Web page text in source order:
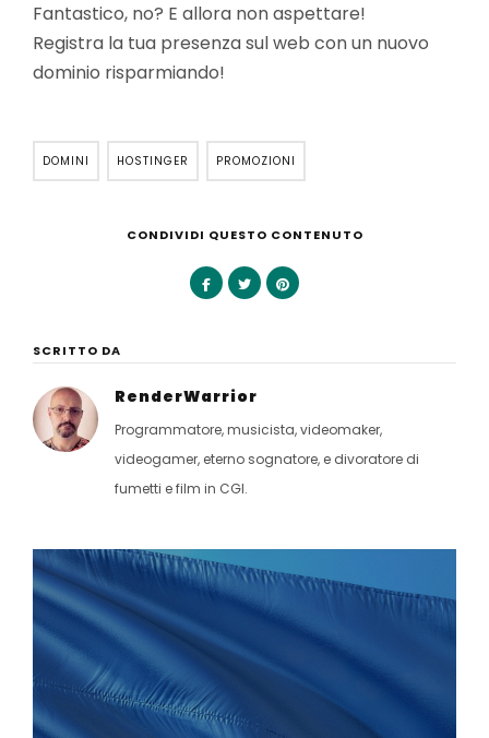
Fantastico, no? E allora non aspettare!
Registra la tua presenza sul web con un nuovo
dominio risparmiando!
DOMINI HOSTINGER PROMOZIONI
CONDIVIDI QUESTO CONTENUTO
SCRITTO DA
RenderWarrior
Programmatore, musicista, videomaker,
videogamer, eterno sognatore, e divoratore di
fumetti e film in CGI.